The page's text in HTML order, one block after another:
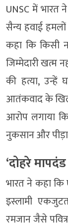
UNSC में भारत
सैन्य हवाई
कहा कि किसी
जिम्मेदारी खत्म
की हत्या, उन्हें
आतंकवाद के
आरोप लगाया
नुकसान और
‘दोहरे
भारत ने कहा कि
इस्लामी
रमजान जैसे